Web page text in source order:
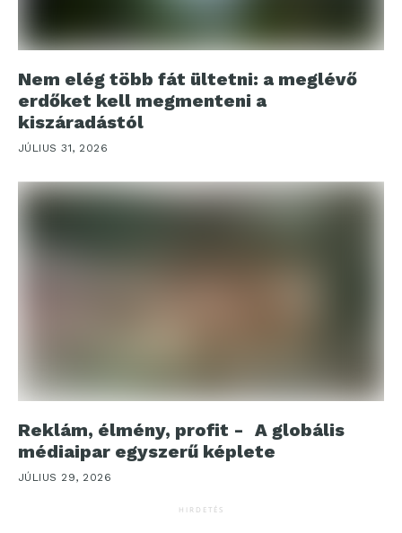
Nem elég több fát ültetni: a meglévő
erdőket kell megmenteni a
kiszáradástól
JÚLIUS 31, 2026
Reklám, élmény, profit - A globális
médiaipar egyszerű képlete
JÚLIUS 29, 2026
HIRDETÉS